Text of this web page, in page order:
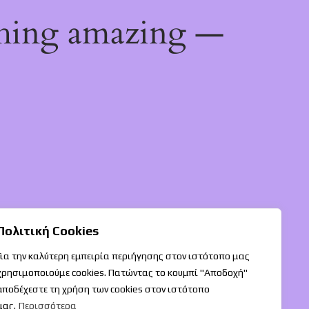
Cookies
την καλύτερη εμπειρία περιήγησης στον ιστότοπο μας
cookies. Πατώντας το κουμπί "Αποδοχή"
τη χρήση των cookies στον ιστότοπο
Περισσότερα
amazing —